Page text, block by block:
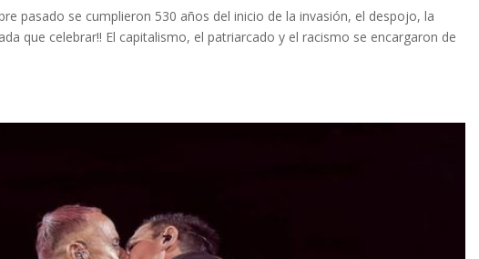
pasado se cumplieron 530 años del inicio de la invasión, el despojo, la
que celebrar!! El capitalismo, el patriarcado y el racismo se encargaron de